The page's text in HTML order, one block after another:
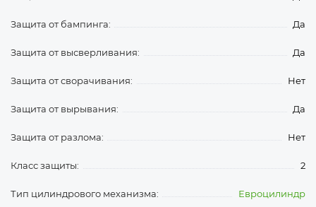
Защита от бампинга: Да
Защита от высверливания: Да
Защита от сворачивания: Нет
Защита от вырывания: Да
Защита от разлома: Нет
Класс защиты: 2
Тип цилиндрового механизма: Евроцилиндр